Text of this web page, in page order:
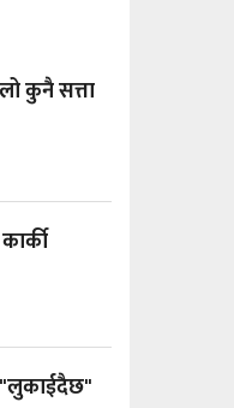
कुनै सत्ता